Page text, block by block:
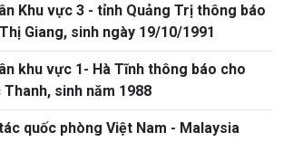
Khu vực 3 - tỉnh Quảng Trị thông báo
Giang, sinh ngày 19/10/1991
khu vực 1- Hà Tĩnh thông báo cho
Thanh, sinh năm 1988
quốc phòng Việt Nam - Malaysia